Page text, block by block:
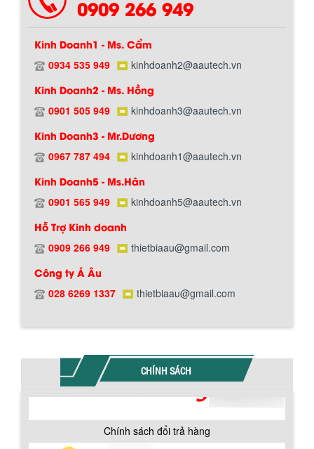
0909 266 949
Kinh Doanh1 - Ms. Cẩm
0934 535 949 kinhdoanh2@aautech.vn
Kinh Doanh2 - Ms. Hồng
0901 505 949 kinhdoanh3@aautech.vn
Kinh Doanh3 - Mr.Dương
0967 787 494 kinhdoanh1@aautech.vn
Kinh Doanh5 - Ms.Hân
0901 565 949 kinhdoanh5@aautech.vn
Hỗ Trợ Kinh doanh
0909 266 949 thietbiaau@gmail.com
Công ty Á Âu
028 6269 1337 thietbiaau@gmail.com
CHÍNH SÁCH
Hướng dẫn thanh toán mua hàng
Chính sách bảo hành
BỒN CHỨA GIẢI NHIỆT SƠN, MỰC IN